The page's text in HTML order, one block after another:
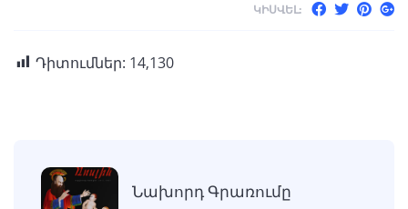
ԿԻՍՎԵԼ:
Դիտումներ: 14,130
Նախորդ Գրառումը